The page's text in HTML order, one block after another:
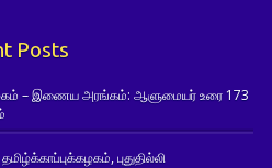
Posts
– இணைய அரங்கம்: ஆளுமையர் உரை 173
புதுதில்லி